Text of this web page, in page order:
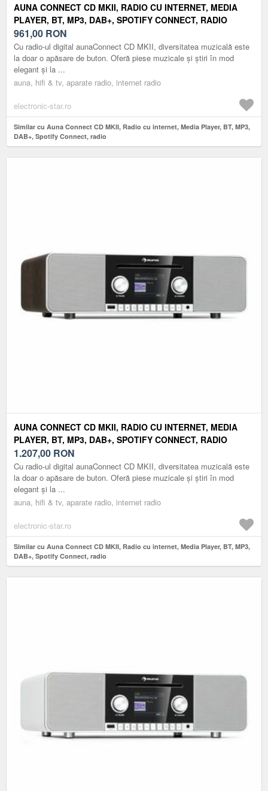
AUNA CONNECT CD MKII, RADIO CU INTERNET, MEDIA
PLAYER, BT, MP3, DAB+, SPOTIFY CONNECT, RADIO
961,00 RON
Cu radio-ul digital aunaConnect CD MKII, diversitatea muzicală este
la doar o apăsare de buton. Oferă piese muzicale și știri în mod
elegant și la ...
auna, hifi & tv, aparate radio, internet radio
electronic-star.ro
Similar cu Auna Connect CD MKII, Radio cu internet, Media Player, BT, MP3,
DAB+, Spotify Connect, radio
AUNA CONNECT CD MKII, RADIO CU INTERNET, MEDIA
PLAYER, BT, MP3, DAB+, SPOTIFY CONNECT, RADIO
1.207,00 RON
Cu radio-ul digital aunaConnect CD MKII, diversitatea muzicală este
la doar o apăsare de buton. Oferă piese muzicale și știri în mod
elegant și la ...
auna, hifi & tv, aparate radio, internet radio
electronic-star.ro
Similar cu Auna Connect CD MKII, Radio cu internet, Media Player, BT, MP3,
DAB+, Spotify Connect, radio